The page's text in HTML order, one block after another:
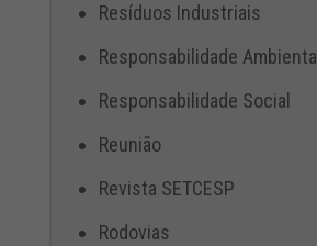
Resíduos Industriais
Responsabilidade Ambiental
Responsabilidade Social
Reunião
Revista SETCESP
Rodovias